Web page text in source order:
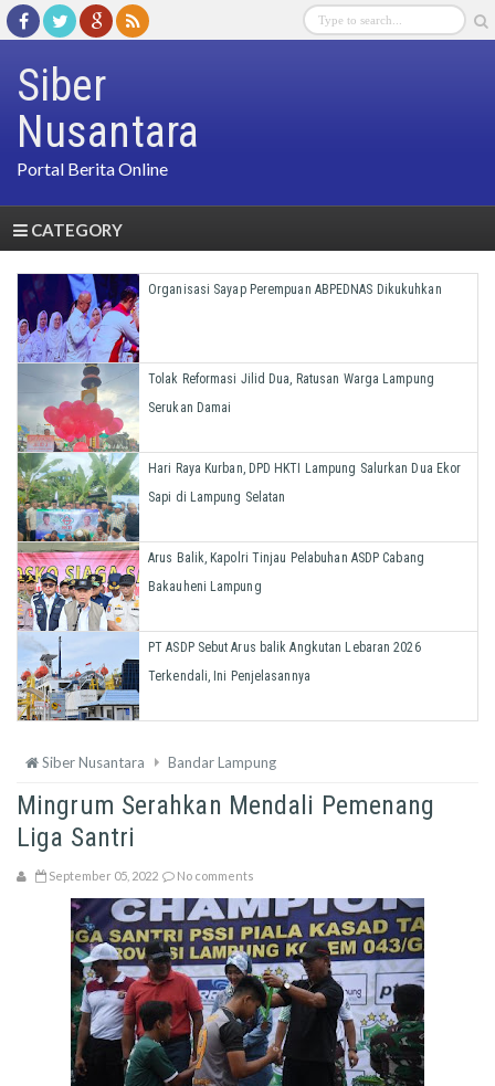
Siber
Nusantara
Portal Berita Online
CATEGORY
Organisasi Sayap Perempuan ABPEDNAS Dikukuhkan
Tolak Reformasi Jilid Dua, Ratusan Warga Lampung
Serukan Damai
Hari Raya Kurban, DPD HKTI Lampung Salurkan Dua Ekor
Sapi di Lampung Selatan
Arus Balik, Kapolri Tinjau Pelabuhan ASDP Cabang
Bakauheni Lampung
PT ASDP Sebut Arus balik Angkutan Lebaran 2026
Terkendali, Ini Penjelasannya
Siber Nusantara Bandar Lampung
Mingrum Serahkan Mendali Pemenang
Liga Santri
September 05, 2022 No comments